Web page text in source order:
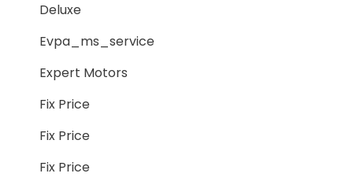
Deluxe
Evpa_ms_service
Expert Motors
Fix Price
Fix Price
Fix Price